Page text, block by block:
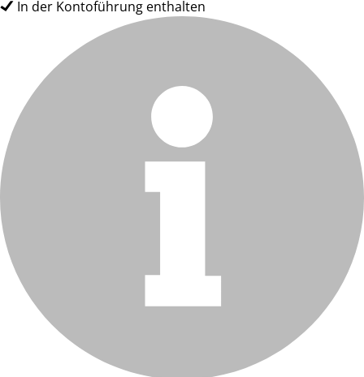
In der Kontoführung enthalten